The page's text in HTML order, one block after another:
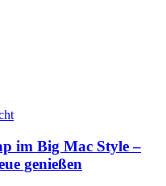
im Big Mac Style –
genießen